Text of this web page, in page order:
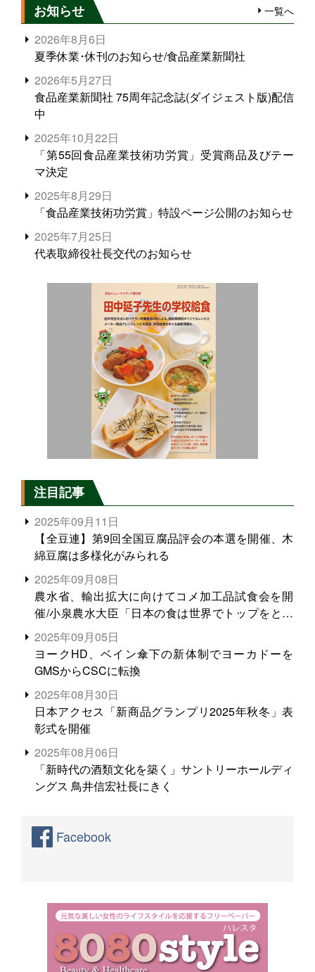
お知らせ 一覧へ
2026年8月6日
夏季休業･休刊のお知らせ/食品産業新聞社
2026年5月27日
食品産業新聞社 75周年記念誌(ダイジェスト版)配信
中
2025年10月22日
「第55回食品産業技術功労賞」受賞商品及びテー
マ決定
2025年8月29日
「食品産業技術功労賞」特設ページ公開のお知らせ
2025年7月25日
代表取締役社長交代のお知らせ
注目記事
2025年09月11日
【全豆連】第9回全国豆腐品評会の本選を開催、木
綿豆腐は多様化がみられる
2025年09月08日
農水省、輸出拡大に向けてコメ加工品試食会を開
催/小泉農水大臣「日本の食は世界でトップをとれ
る。米増産に向けて、米輸出需要の拡大を」
2025年09月05日
ヨークHD、ベイン傘下の新体制でヨーカドーを
GMSからCSCに転換
2025年08月30日
日本アクセス「新商品グランプリ2025年秋冬」表
彰式を開催
2025年08月06日
「新時代の酒類文化を築く」サントリーホールディ
ングス 鳥井信宏社長にきく
Facebook